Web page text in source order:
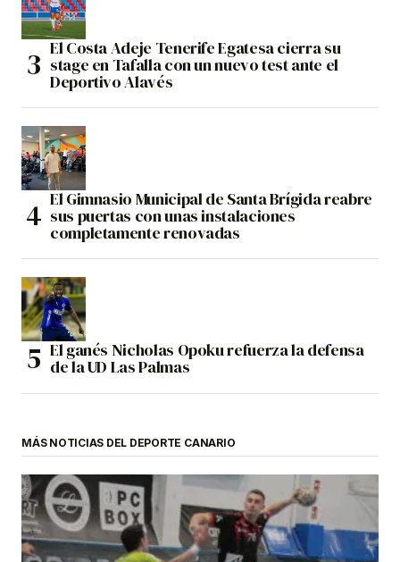
El Costa Adeje Tenerife Egatesa cierra su
stage en Tafalla con un nuevo test ante el
Deportivo Alavés
El Gimnasio Municipal de Santa Brígida reabre
sus puertas con unas instalaciones
completamente renovadas
El ganés Nicholas Opoku refuerza la defensa
de la UD Las Palmas
MÁS NOTICIAS DEL DEPORTE CANARIO